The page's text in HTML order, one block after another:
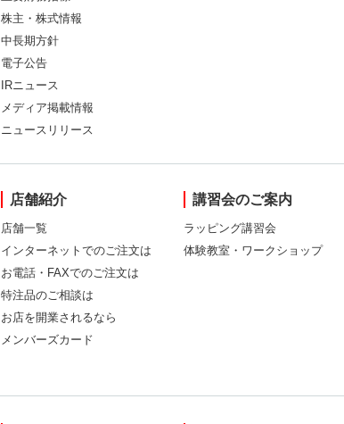
株主・株式情報
中長期方針
電子公告
IRニュース
メディア掲載情報
ニュースリリース
店舗紹介
店舗一覧
インターネットでのご注文は
お電話・FAXでのご注文は
特注品のご相談は
お店を開業されるなら
メンバーズカード
講習会のご案内
ラッピング講習会
体験教室・ワークショップ